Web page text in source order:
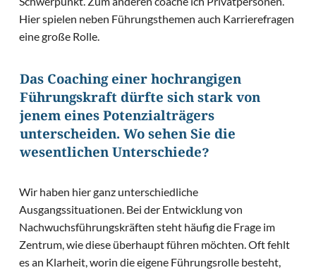
Hier spielen neben Führungsthemen auch Karrierefragen
eine große Rolle.
Das Coaching einer hochrangigen
Führungskraft dürfte sich stark von
jenem eines Potenzialträgers
unterscheiden. Wo sehen Sie die
wesentlichen Unterschiede?
Wir haben hier ganz unterschiedliche
Ausgangssituationen. Bei der Entwicklung von
Nachwuchsführungskräften steht häufig die Frage im
Zentrum, wie diese überhaupt führen möchten. Oft fehlt
es an Klarheit, worin die eigene Führungsrolle besteht,